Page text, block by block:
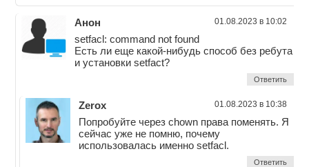
Анон 01.08.2023 в 10:02
setfacl: command not found
Есть ли еще какой-нибудь способ без ребута
и установки setfact?
Ответить
Zerox 01.08.2023 в 10:38
Попробуйте через chown права поменять. Я
сейчас уже не помню, почему
использовалась именно setfacl.
Ответить